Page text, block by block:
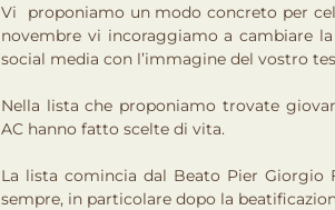
Vi proponiamo un modo concreto per
novembre vi incoraggiamo a cambiare
social media con l’immagine del vostro
Nella lista che proponiamo trovate
AC hanno fatto scelte di vita.
La lista comincia dal Beato Pier Giorgio
sempre, in particolare dopo la